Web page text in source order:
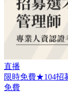
直播
限時免費★104招
免費